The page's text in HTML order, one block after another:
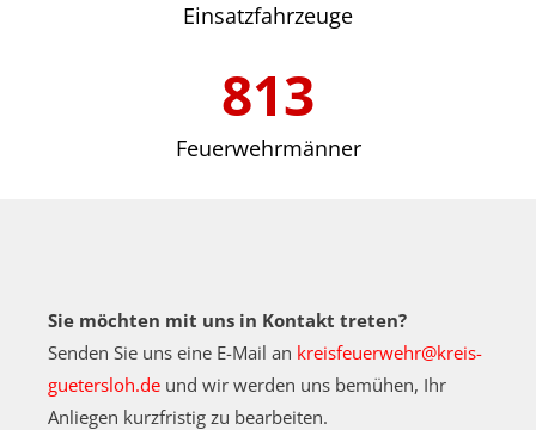
Einsatzfahrzeuge
Feuerwehrmänner
813
Sie möchten mit uns in Kontakt treten?
Senden Sie uns eine E-Mail an kreisfeuerwehr@kreis-
guetersloh.de und wir werden uns bemühen, Ihr
Anliegen kurzfristig zu bearbeiten.